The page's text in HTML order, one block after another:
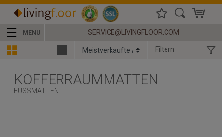
☰ MENU SERVICE@LIVINGFLOOR.COM
Filtern
KOFFERRAUMMATTEN
FUSSMATTEN